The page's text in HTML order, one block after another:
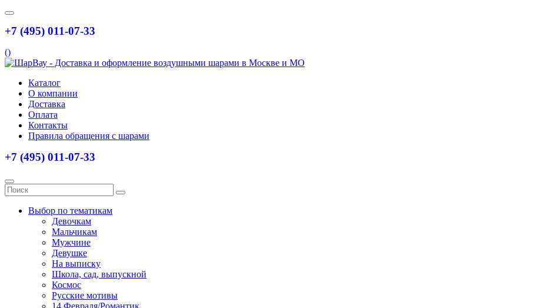
+7 (495) 011-07-33
()
Каталог
О компании
Доставка
Оплата
Контакты
Правила обращения с шарами
+7 (495) 011-07-33
Выбор по тематикам
Девочкам
Мальчикам
Мужчине
Девушке
На выписку
Школа, сад, выпускной
Космос
Русские мотивы
14 Февраля/Романтик